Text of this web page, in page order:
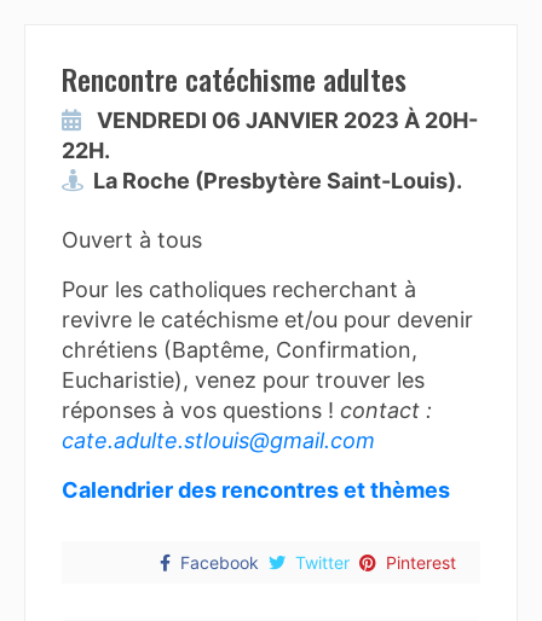
Rencontre catéchisme adultes
VENDREDI 06 JANVIER 2023 À 20H-
22H.
La Roche (Presbytère Saint-Louis).
Ouvert à tous
Pour les catholiques recherchant à
revivre le catéchisme et/ou pour devenir
chrétiens (Baptême, Confirmation,
Eucharistie), venez pour trouver les
réponses à vos questions ! contact :
cate.adulte.stlouis@gmail.com
Calendrier des rencontres et thèmes
Facebook Twitter Pinterest